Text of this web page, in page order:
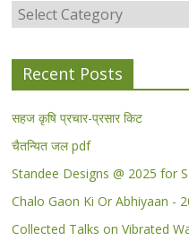
Categories
Recent Posts
सहज कृषि प्रचार-प्रसार किट
चैतन्यित जल pdf
Standee Designs @ 2025 for
Chalo Gaon Ki Or Abhiyaan -
Collected Talks on Vibrated